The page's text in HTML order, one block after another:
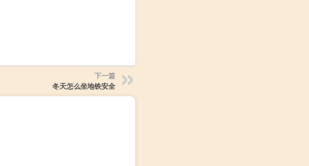
下一篇
冬天怎么坐地铁安全